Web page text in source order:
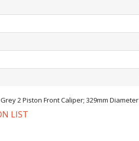
2 Piston Front Caliper; 329mm Diameter
LIST